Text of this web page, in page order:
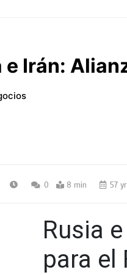
e Irán:
0 8 min 57
Rusia
para el